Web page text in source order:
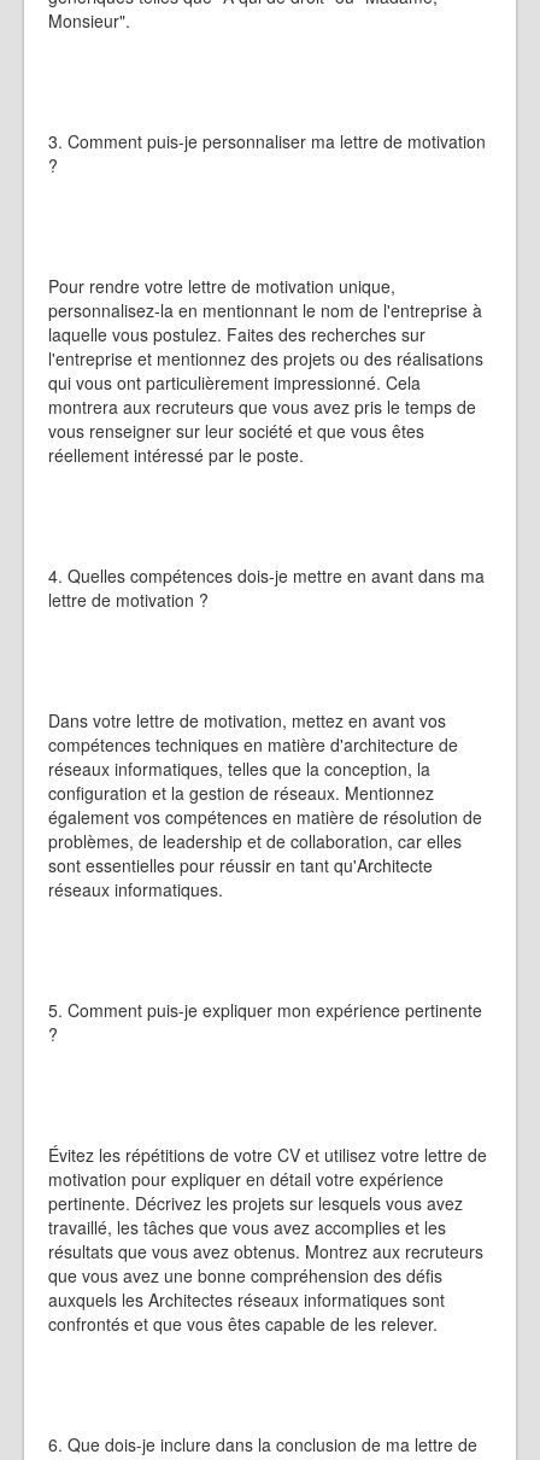
Monsieur".
3. Comment puis-je personnaliser ma lettre de motivation
?
Pour rendre votre lettre de motivation unique,
personnalisez-la en mentionnant le nom de l'entreprise à
laquelle vous postulez. Faites des recherches sur
l'entreprise et mentionnez des projets ou des réalisations
qui vous ont particulièrement impressionné. Cela
montrera aux recruteurs que vous avez pris le temps de
vous renseigner sur leur société et que vous êtes
réellement intéressé par le poste.
4. Quelles compétences dois-je mettre en avant dans ma
lettre de motivation ?
Dans votre lettre de motivation, mettez en avant vos
compétences techniques en matière d'architecture de
réseaux informatiques, telles que la conception, la
configuration et la gestion de réseaux. Mentionnez
également vos compétences en matière de résolution de
problèmes, de leadership et de collaboration, car elles
sont essentielles pour réussir en tant qu'Architecte
réseaux informatiques.
5. Comment puis-je expliquer mon expérience pertinente
?
Évitez les répétitions de votre CV et utilisez votre lettre de
motivation pour expliquer en détail votre expérience
pertinente. Décrivez les projets sur lesquels vous avez
travaillé, les tâches que vous avez accomplies et les
résultats que vous avez obtenus. Montrez aux recruteurs
que vous avez une bonne compréhension des défis
auxquels les Architectes réseaux informatiques sont
confrontés et que vous êtes capable de les relever.
6. Que dois-je inclure dans la conclusion de ma lettre de